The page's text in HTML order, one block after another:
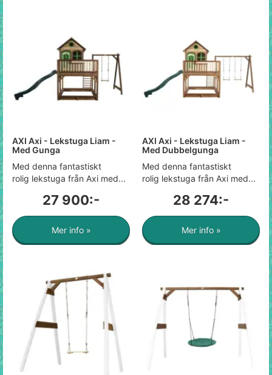
AXI Axi - Lekstuga Liam -
Med Gunga
Med denna fantastiskt
rolig lekstuga från Axi med...
27 900:-
Mer info »
AXI Axi - Lekstuga Liam -
Med Dubbelgunga
Med denna fantastiskt
rolig lekstuga från Axi med...
28 274:-
Mer info »